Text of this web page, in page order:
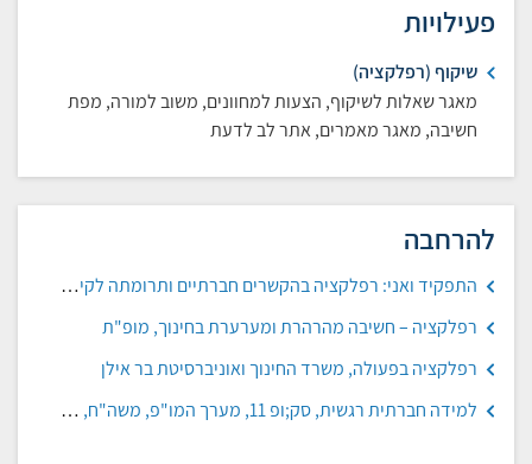
פעילויות
שיקוף (רפלקציה)
מאגר שאלות לשיקוף, הצעות למחוונים, משוב למורה, מפת
חשיבה, מאגר מאמרים, אתר לב לדעת
להרחבה
התפקיד ואני: רפלקציה בהקשרים חברתיים ותרומתה לקידום תפקודי הלומד, משרד החינוך
רפלקציה – חשיבה מהרהרת ומערערת בחינוך, מופ"ת
רפלקציה בפעולה, משרד החינוך ואוניברסיטת בר אילן
למידה חברתית רגשית, סק;ופ 11, מערך המו"פ, משה"ח, ספטמבר 2020